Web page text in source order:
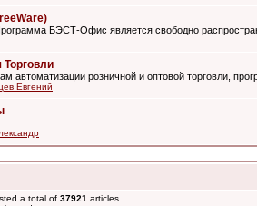
БЭСТ-Офис является свободно
Торговли
автоматизации розничной и оптовой торговли,
Евгений
a total of 37921 articles